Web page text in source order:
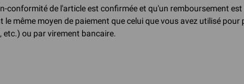
conformité de l'article est confirmée et qu'un remboursement
le même moyen de paiement que celui que vous avez utilisé
etc.) ou par virement bancaire.